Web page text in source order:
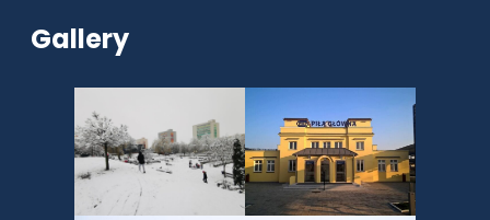
Gallery